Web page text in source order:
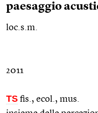
paesaggio
loc.s.m.
2011
TS fis. , ecol. , mus.